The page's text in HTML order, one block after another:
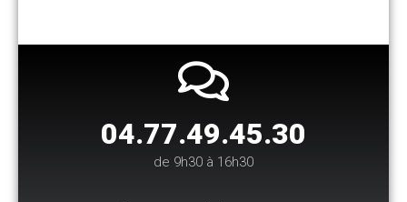
04.77.49.45.30​
de 9h30 à 16h30